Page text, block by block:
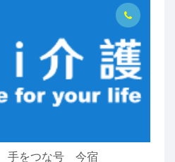
手をつな号 今宿